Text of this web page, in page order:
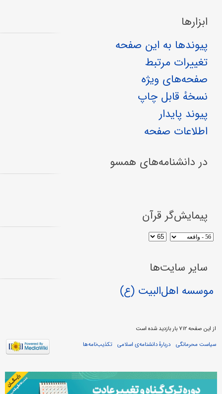
ابزارها
پیوندها به این صفحه
تغییرات مرتبط
صفحه‌های ویژه
نسخهٔ قابل چاپ
پیوند پایدار
اطلاعات صفحه
در دانشنامه‌های همسو
پیمایش‌گر قرآن
سایر سایت‌ها
موسسه اهل‌البیت (ع)
از این صفحه ۷۱۲ بار بازدید شده است
سیاست محرمانگی
دربارهٔ دانشنامه‌ی اسلامی تکذیب‌نامه‌ها